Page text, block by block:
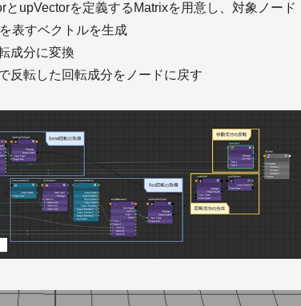
upVectorを定義するMatrixを用意し、対象ノード
表すベクトルを生成
成分に変換
反転した回転成分をノードに戻す